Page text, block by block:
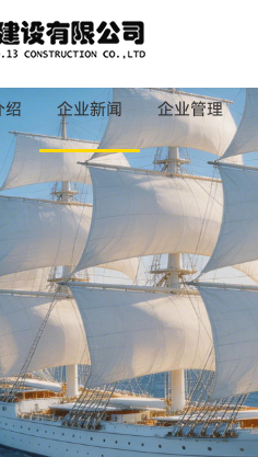
绍 企业新闻 企业管理